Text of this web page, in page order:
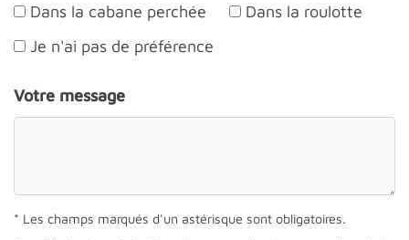
Dans la cabane perchée
Dans la roulotte
Je n'ai pas de préférence
Votre message
* Les champs marqués d'un astérisque sont obligatoires.